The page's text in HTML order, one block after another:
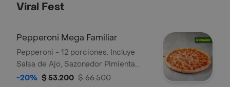
Viral Fest
Pepperoni Mega Familiar
Pepperoni - 12 porciones. Incluye
Salsa de Ajo, Sazonador Pimienta
Roja y Pepperoncini.
-20% $ 53.200 $ 66.500